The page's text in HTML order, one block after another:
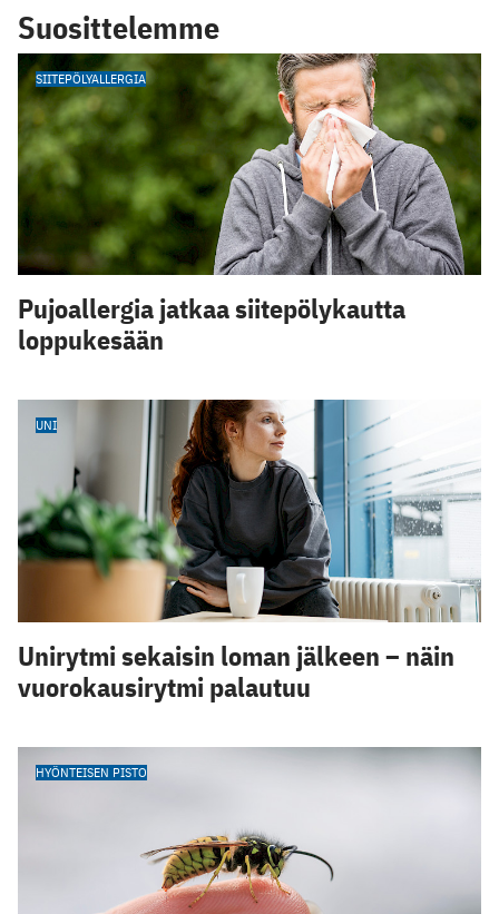
Suosittelemme
SIITEPÖLYALLERGIA
Pujoallergia jatkaa siitepölykautta
loppukesään
UNI
Unirytmi sekaisin loman jälkeen – näin
vuorokausirytmi palautuu
HYÖNTEISEN PISTO